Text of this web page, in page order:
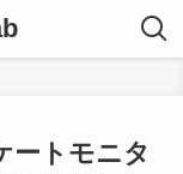
ートモニタ